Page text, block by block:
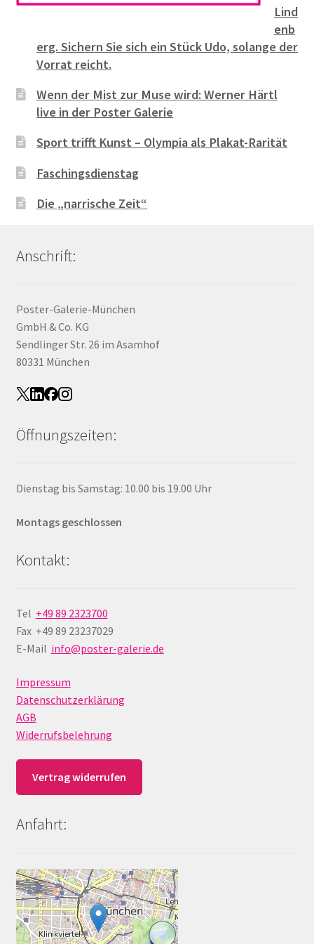
Lind
enb
erg. Sichern Sie sich ein Stück Udo, solange der
Vorrat reicht.
Wenn der Mist zur Muse wird: Werner Härtl
live in der Poster Galerie
Sport trifft Kunst – Olympia als Plakat-Rarität
Faschingsdienstag
Die „narrische Zeit“
Anschrift:
Poster-Galerie-München
GmbH & Co. KG
Sendlinger Str. 26 im Asamhof
80331 München
Öffnungszeiten:
Dienstag bis Samstag: 10.00 bis 19.00 Uhr
Montags geschlossen
Kontakt:
Tel +49 89 2323700
Fax +49 89 23237029
E-Mail info@poster-galerie.de
Impressum
Datenschutzerklärung
AGB
Widerrufsbelehrung
Vertrag widerrufen
Anfahrt: